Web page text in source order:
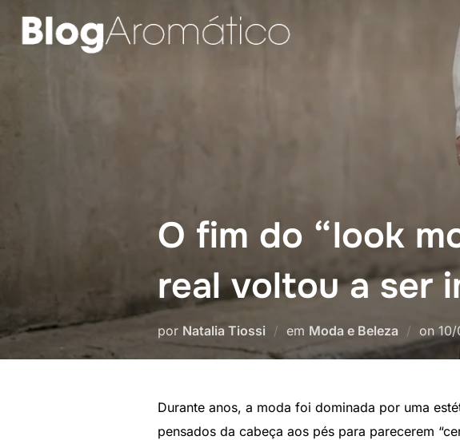
O fim do “look
real voltou a ser
por Natalia Tiossi em Moda e Beleza on
Durante anos, a moda foi dominada por uma
pensados da cabeça aos pés para parecerem